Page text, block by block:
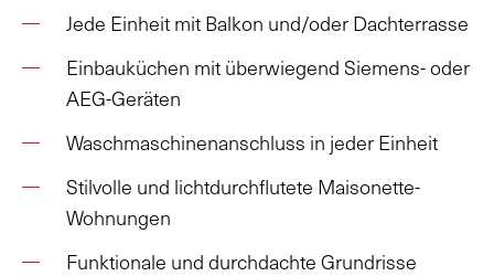
Jede Einheit mit Balkon und/oder Dachterrasse
Einbauküchen mit überwiegend Siemens- oder
AEG-Geräten
Waschmaschinenanschluss in jeder Einheit
Stilvolle und lichtdurchflutete Maisonette-
Wohnungen
Funktionale und durchdachte Grundrisse